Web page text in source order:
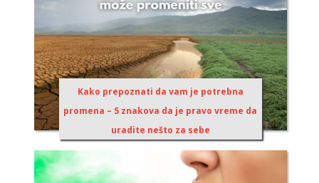
Kako prepoznati da vam je potrebna
promena – 5 znakova da je pravo vreme da
uradite nešto za sebe